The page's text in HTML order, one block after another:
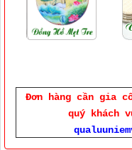
Đơn hàng cần gia
quý khách